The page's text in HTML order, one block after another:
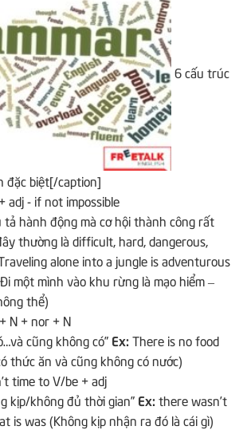
6 cấu trúc
đặc biệt[/caption]
adj - if not impossible
tả hành động mà cơ hội thành công rất
thường là difficult, hard, dangerous,
alone into a jungle is adventurous
một mình vào khu rừng là mạo hiểm –
thể)
N + nor + N
cũng không có” Ex: There is no food
thức ăn và cũng không có nước)
time to V/be + adj
kịp/không đủ thời gian” Ex: there wasn’t
is was (Không kịp nhận ra đó là cái gì)